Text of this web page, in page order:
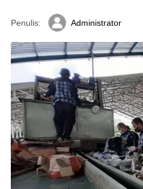
Penulis: Administrator